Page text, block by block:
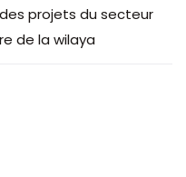
projets du secteur
de la wilaya